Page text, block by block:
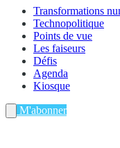
Transformations
Technopolitique
Points de vue
Les faiseurs
Défis
Agenda
Kiosque
M'abonner